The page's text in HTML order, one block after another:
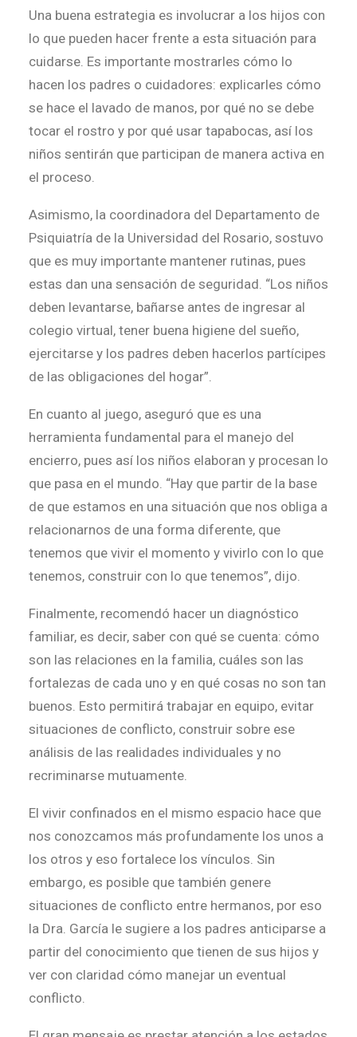
Una buena estrategia es involucrar a los hijos con
lo que pueden hacer frente a esta situación para
cuidarse. Es importante mostrarles cómo lo
hacen los padres o cuidadores: explicarles cómo
se hace el lavado de manos, por qué no se debe
tocar el rostro y por qué usar tapabocas, así los
niños sentirán que participan de manera activa en
el proceso.
Asimismo, la coordinadora del Departamento de
Psiquiatría de la Universidad del Rosario, sostuvo
que es muy importante mantener rutinas, pues
estas dan una sensación de seguridad. “Los niños
deben levantarse, bañarse antes de ingresar al
colegio virtual, tener buena higiene del sueño,
ejercitarse y los padres deben hacerlos partícipes
de las obligaciones del hogar”.
En cuanto al juego, aseguró que es una
herramienta fundamental para el manejo del
encierro, pues así los niños elaboran y procesan lo
que pasa en el mundo. “Hay que partir de la base
de que estamos en una situación que nos obliga a
relacionarnos de una forma diferente, que
tenemos que vivir el momento y vivirlo con lo que
tenemos, construir con lo que tenemos”, dijo.
Finalmente, recomendó hacer un diagnóstico
familiar, es decir, saber con qué se cuenta: cómo
son las relaciones en la familia, cuáles son las
fortalezas de cada uno y en qué cosas no son tan
buenos. Esto permitirá trabajar en equipo, evitar
situaciones de conflicto, construir sobre ese
análisis de las realidades individuales y no
recriminarse mutuamente.
El vivir confinados en el mismo espacio hace que
nos conozcamos más profundamente los unos a
los otros y eso fortalece los vínculos. Sin
embargo, es posible que también genere
situaciones de conflicto entre hermanos, por eso
la Dra. García le sugiere a los padres anticiparse a
partir del conocimiento que tienen de sus hijos y
ver con claridad cómo manejar un eventual
conflicto.